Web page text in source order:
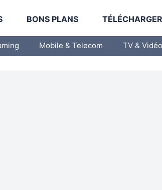
BONS PLANS
Mobile & Telecom TV & Vidéo